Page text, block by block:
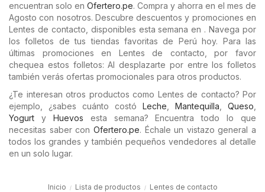
encuentran solo en Ofertero.pe. Compra y ahorra en el mes de
Agosto con nosotros. Descubre descuentos y promociones en
Lentes de contacto, disponibles esta semana en . Navega por
los folletos de tus tiendas favoritas de Perú hoy. Para las
últimas promociones en Lentes de contacto, por favor
chequea estos folletos: Al desplazarte por entre los folletos
también verás ofertas promocionales para otros productos.
¿Te interesan otros productos como Lentes de contacto? Por
ejemplo, ¿sabes cuánto costó Leche Mantequilla Queso
Yogurt y Huevos esta semana? Encuentra todo lo que
necesitas saber con Ofertero.pe. Échale un vistazo general a
todos los grandes y también pequeños vendedores al detalle
en un solo lugar.
Inicio Lista de productos Lentes de contacto